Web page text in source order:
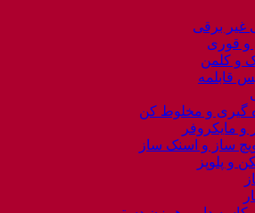
غیر برقی
و قوری
و کلمن
قابلمه
گیری و مخلوط کن
و مایکروفر
ساز و اسنک ساز
و پلوپز